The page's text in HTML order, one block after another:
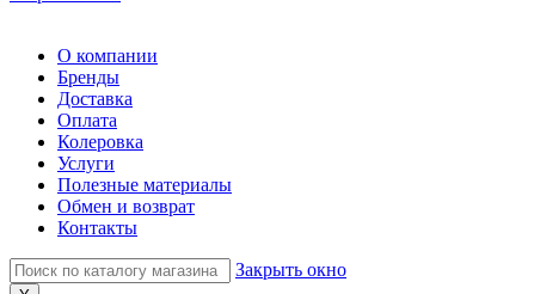
О компании
Бренды
Доставка
Оплата
Колеровка
Услуги
Полезные материалы
Обмен и возврат
Контакты
Закрыть окно